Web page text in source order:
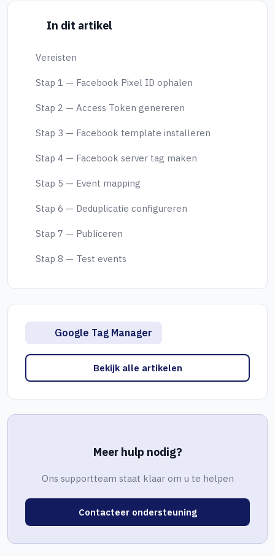
In dit artikel
Vereisten
Stap 1 — Facebook Pixel ID ophalen
Stap 2 — Access Token genereren
Stap 3 — Facebook template installeren
Stap 4 — Facebook server tag maken
Stap 5 — Event mapping
Stap 6 — Deduplicatie configureren
Stap 7 — Publiceren
Stap 8 — Test events
Google Tag Manager
Bekijk alle artikelen
Meer hulp nodig?
Ons supportteam staat klaar om u te helpen
Contacteer ondersteuning